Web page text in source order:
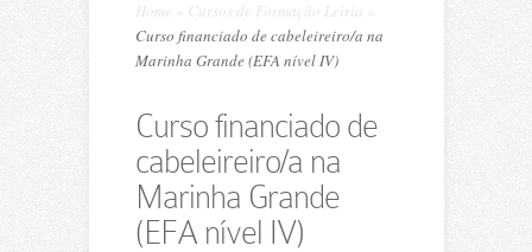
Home Cursos de Formação Leiria
Curso financiado de cabeleireiro/a na
Marinha Grande (EFA nível IV)
Curso financiado de
cabeleireiro/a na
Marinha Grande
(EFA nível IV)